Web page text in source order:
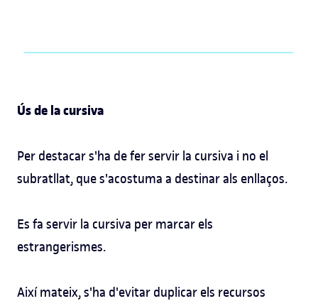
Ús de la cursiva
Per destacar s'ha de fer servir la cursiva i no el
subratllat, que s'acostuma a destinar als enllaços.
Es fa servir la cursiva per marcar els
estrangerismes.
Així mateix, s'ha d'evitar duplicar els recursos